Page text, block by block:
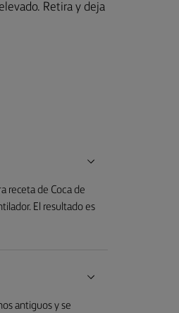
Retira y deja
receta de Coca de
El resultado es
antiguos y se